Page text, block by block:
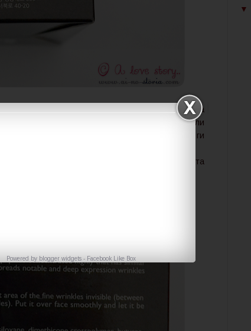
Обичам Mizon, че са си помислили за
международните си клиенти и са написали
инструкциите и съставките на английски. Това ги
Очевидно е, че много харесвам корейската
Powered by blogger widgets - Facebook Like Box
▼